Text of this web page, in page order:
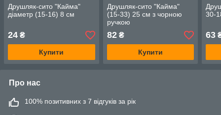
Друшляк-сито "Кайма"
діаметр (15-16) 8 см
24 ₴
Купити
Друшляк-сито "Кайма"
(15-33) 25 см з чорною
ручкою
82₴
Купити
30-
63
Про нас
100% позитивних з 7 відгуків за рік